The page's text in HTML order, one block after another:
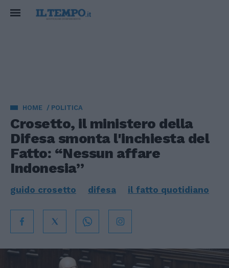
HOME POLITICA
Crosetto, il ministero della
Difesa smonta l'inchiesta del
Fatto: “Nessun affare
Indonesia”
guido crosetto difesa il fatto quotidiano